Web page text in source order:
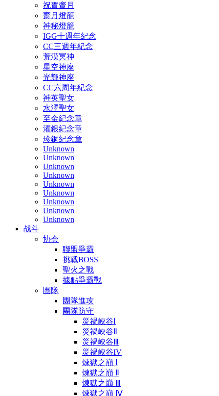
祝賀齋月
齋月燈籠
神秘燈籠
IGG十週年紀念
CC三週年紀念
荒漠冥神
星空神座
光輝神座
CC六周年紀念
神英聖女
水澤聖女
至金紀念章
濯銀紀念章
珍銅紀念章
Unknown
Unknown
Unknown
Unknown
Unknown
Unknown
Unknown
Unknown
Unknown
战斗
协会
聯盟爭霸
挑戰BOSS
聖火之戰
據點爭霸戰
團隊
團隊進攻
團隊防守
災禍峽谷Ⅰ
災禍峽谷Ⅱ
災禍峽谷Ⅲ
災禍峽谷IV
煉獄之巔 Ⅰ
煉獄之巔 Ⅱ
煉獄之巔 Ⅲ
煉獄之巔 Ⅳ